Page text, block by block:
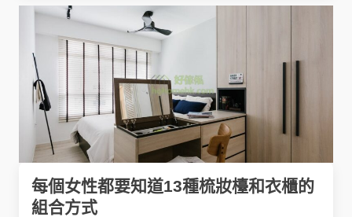
每個女性都要知道13種梳妝檯和衣櫃的
組合方式